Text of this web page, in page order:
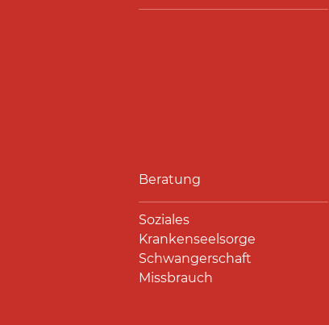
Beratung
Soziales
Krankenseelsorge
Schwangerschaft
Missbrauch